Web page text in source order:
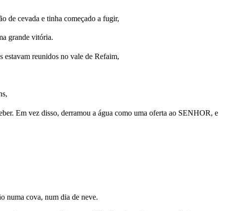
de cevada e tinha começado a fugir,
grande vitória.
estavam reunidos no vale de Refaim,
Em vez disso, derramou a água como uma oferta ao SENHOR, e
numa cova, num dia de neve.